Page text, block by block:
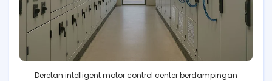
Deretan intelligent motor control center berdampingan